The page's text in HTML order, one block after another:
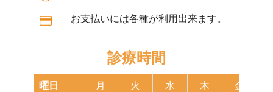
お支払いには各種が利用出来ます。
診療時間
曜日 月 火 水 木 金